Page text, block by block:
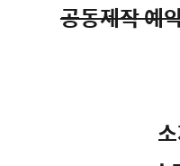
공동제작 예